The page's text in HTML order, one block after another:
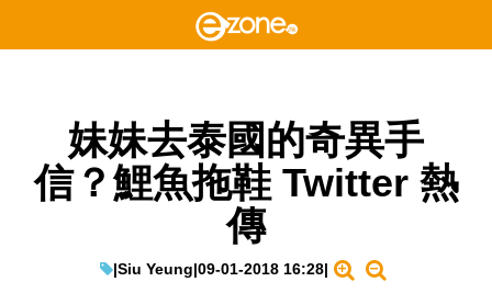
妹妹去泰國的奇異手
信？鯉魚拖鞋 Twitter 熱
傳
|Siu Yeung|09-01-2018 16:28|